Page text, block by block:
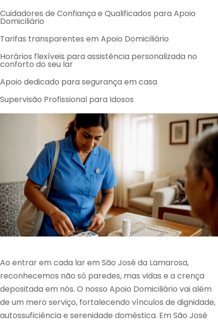
Ao entrar em cada lar em São José da Lamarosa,
reconhecemos não só paredes, mas vidas e a crença
depositada em nós. O nosso Apoio Domiciliário vai além
de um mero serviço, fortalecendo vínculos de dignidade,
autossuficiência e serenidade doméstica. Em São José
Cuidadores de Confiança e Qualificados para Apoio
Domiciliário
Tarifas transparentes em Apoio Domiciliário
Horários flexíveis para assistência personalizada no
conforto do seu lar
Apoio dedicado para segurança em casa
Supervisão Profissional para Idosos